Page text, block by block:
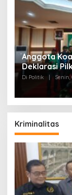
Anggota
Deklarasi
Di Politik Senin,
Kriminalitas